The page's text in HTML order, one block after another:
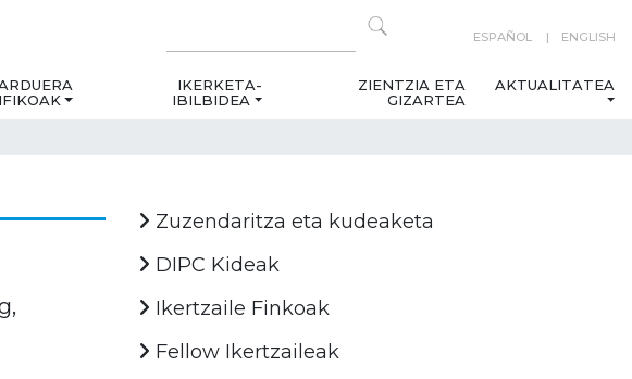
ESPAÑOL ENGLISH
IKERKETA-
IBILBIDEA
ZIENTZIA ETA
GIZARTEA
AKTUALITATEA
Zuzendaritza eta kudeaketa
DIPC Kideak
Ikertzaile Finkoak
Fellow Ikertzaileak